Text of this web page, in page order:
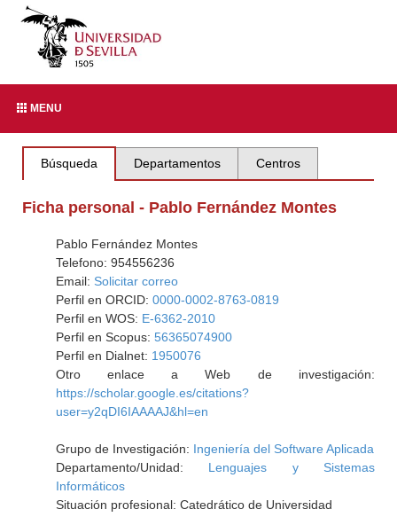
MENU
Búsqueda Departamentos Centros
Ficha personal - Pablo Fernández Montes
Pablo Fernández Montes
Telefono: 954556236
Email: Solicitar correo
Perfil en ORCID: 0000-0002-8763-0819
Perfil en WOS: E-6362-2010
Perfil en Scopus: 56365074900
Perfil en Dialnet: 1950076
Otro enlace a Web de investigación:
https://scholar.google.es/citations?
user=y2qDI6IAAAAJ&hl=en
Grupo de Investigación: Ingeniería del Software Aplicada
Departamento/Unidad: Lenguajes y Sistemas
Informáticos
Situación profesional: Catedrático de Universidad